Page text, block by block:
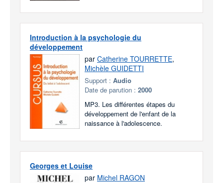
Introduction à la psychologie du
développement
par Catherine TOURRETTE,
Michèle GUIDETTI
Support : Audio
Date de parution : 2000
MP3. Les différentes étapes du
développement de l'enfant de la
naissance à l'adolescence.
Georges et Louise
par Michel RAGON